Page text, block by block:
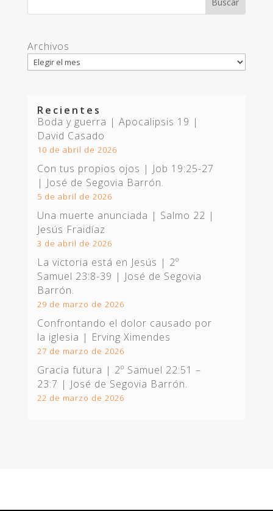
Archivos
Recientes
Boda y guerra | Apocalipsis 19 |
David Casado
10 de abril de 2026
Con tus propios ojos | Job 19:25-27
| José de Segovia Barrón.
5 de abril de 2026
Una muerte anunciada | Salmo 22 |
Jesús Fraidíaz
3 de abril de 2026
La victoria está en Jesús | 2º
Samuel 23:8-39 | José de Segovia
Barrón.
29 de marzo de 2026
Confrontando el dolor causado por
la iglesia | Erving Ximendes
27 de marzo de 2026
Gracia futura | 2º Samuel 22:51 –
23:7 | José de Segovia Barrón.
22 de marzo de 2026